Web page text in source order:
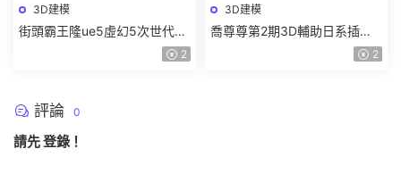
3D建模
街頭霸王隆ue5虛幻5次世代遊
戲角色制作全流程2024【畫質
2
3D建模
喬尊尊第2期3D輔助日系插圖
班2023【畫質高清有大部分素
2
評論 0
請先登錄 ！